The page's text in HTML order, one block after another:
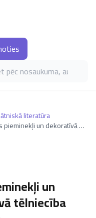
pēc nosaukuma, autora,
literatūra
Rīgas pieminekļi un dekoratīvā tēlniecība
un
tēlniecība